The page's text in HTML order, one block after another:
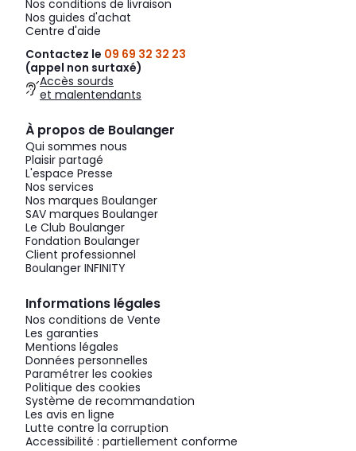
Nos conditions de livraison
Nos guides d'achat
Centre d'aide
Contactez le 09 69 32 32 23
(appel non surtaxé)
Accès sourds
et malentendants
À propos de Boulanger
Qui sommes nous
Plaisir partagé
L'espace Presse
Nos services
Nos marques Boulanger
SAV marques Boulanger
Le Club Boulanger
Fondation Boulanger
Client professionnel
Boulanger INFINITY
Informations légales
Nos conditions de Vente
Les garanties
Mentions légales
Données personnelles
Paramétrer les cookies
Politique des cookies
Système de recommandation
Les avis en ligne
Lutte contre la corruption
Accessibilité : partiellement conforme